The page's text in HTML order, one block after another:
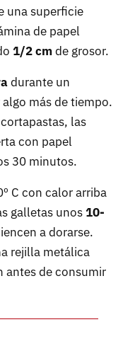
una superficie
de papel
1/2 cmde grosor.
durante un
más de tiempo.
las
con papel
30 minutos.
C con calor arriba
galletas unos10-
a dorarse.
rejilla metálica
antes de consumir